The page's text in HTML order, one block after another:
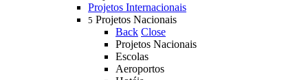
Projetos Internacionais
5 Projetos Nacionais
Back Close
Projetos Nacionais
Escolas
Aeroportos